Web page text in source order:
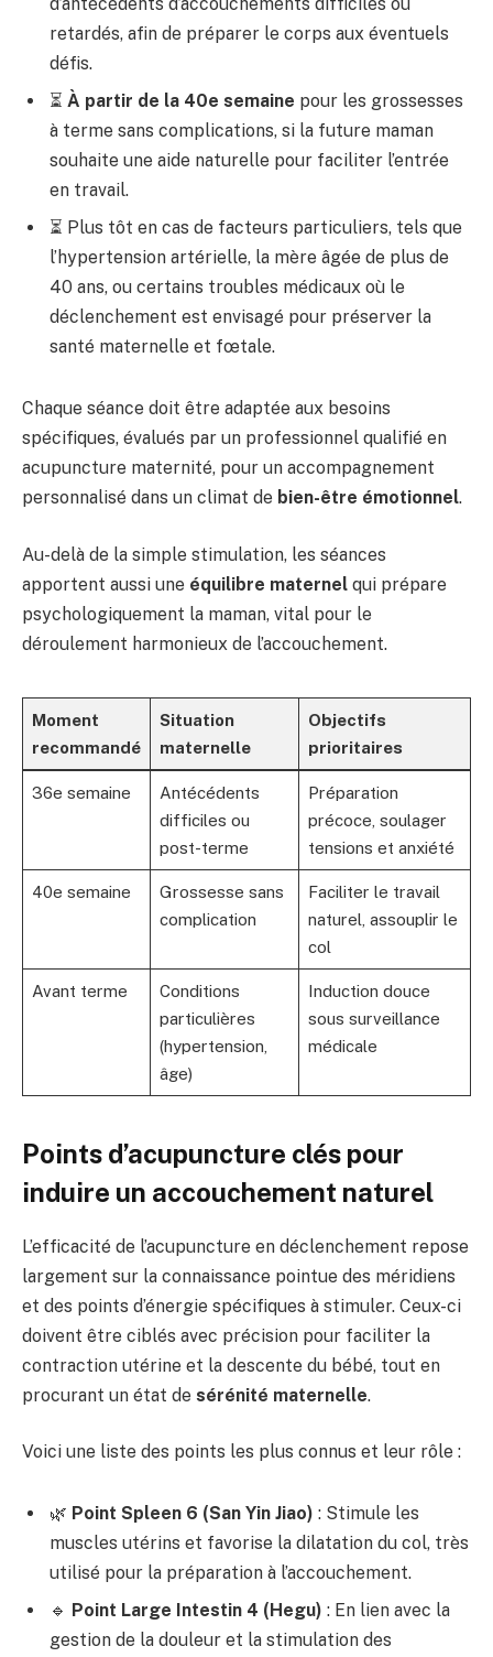
d’antécédents d’accouchements difficiles ou
retardés, afin de préparer le corps aux éventuels
défis.
⏳ À partir de la 40e semaine pour les grossesses
à terme sans complications, si la future maman
souhaite une aide naturelle pour faciliter l’entrée
en travail.
⏳ Plus tôt en cas de facteurs particuliers, tels que
l’hypertension artérielle, la mère âgée de plus de
40 ans, ou certains troubles médicaux où le
déclenchement est envisagé pour préserver la
santé maternelle et fœtale.
Chaque séance doit être adaptée aux besoins
spécifiques, évalués par un professionnel qualifié en
acupuncture maternité, pour un accompagnement
personnalisé dans un climat de bien-être émotionnel.
Au-delà de la simple stimulation, les séances
apportent aussi une équilibre maternel qui prépare
psychologiquement la maman, vital pour le
déroulement harmonieux de l’accouchement.
Moment
recommandé
Situation
maternelle
Objectifs
prioritaires
36e semaine
Antécédents
difficiles ou
post-terme
Préparation
précoce, soulager
tensions et anxiété
40e semaine
Grossesse sans
complication
Faciliter le travail
naturel, assouplir le
col
Avant terme
Conditions
particulières
(hypertension,
âge)
Induction douce
sous surveillance
médicale
Points d’acupuncture clés pour
induire un accouchement naturel
L’efficacité de l’acupuncture en déclenchement repose
largement sur la connaissance pointue des méridiens
et des points d’énergie spécifiques à stimuler. Ceux-ci
doivent être ciblés avec précision pour faciliter la
contraction utérine et la descente du bébé, tout en
procurant un état de sérénité maternelle.
Voici une liste des points les plus connus et leur rôle :
🌿 Point Spleen 6 (San Yin Jiao) : Stimule les
muscles utérins et favorise la dilatation du col, très
utilisé pour la préparation à l’accouchement.
🔹 Point Large Intestin 4 (Hegu) : En lien avec la
gestion de la douleur et la stimulation des